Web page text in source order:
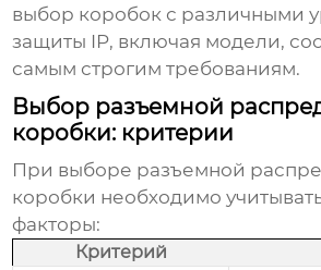
выбор коробок с различными
защиты IP, включая модели,
самым строгим требованиям.
Выбор разъемной
коробки: критерии
При выборе разъемной
коробки необходимо
факторы:
Критерий